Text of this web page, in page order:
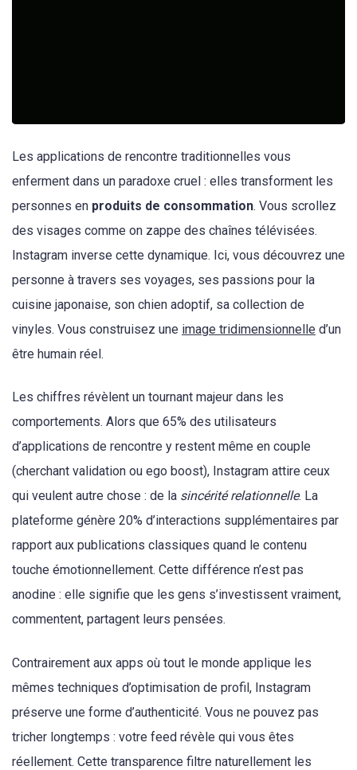
Les applications de rencontre traditionnelles vous
enferment dans un paradoxe cruel : elles transforment les
personnes en produits de consommation. Vous scrollez
des visages comme on zappe des chaînes télévisées.
Instagram inverse cette dynamique. Ici, vous découvrez une
personne à travers ses voyages, ses passions pour la
cuisine japonaise, son chien adoptif, sa collection de
vinyles. Vous construisez une image tridimensionnelle d’un
être humain réel.
Les chiffres révèlent un tournant majeur dans les
comportements. Alors que 65% des utilisateurs
d’applications de rencontre y restent même en couple
(cherchant validation ou ego boost), Instagram attire ceux
qui veulent autre chose : de la sincérité relationnelle. La
plateforme génère 20% d’interactions supplémentaires par
rapport aux publications classiques quand le contenu
touche émotionnellement. Cette différence n’est pas
anodine : elle signifie que les gens s’investissent vraiment,
commentent, partagent leurs pensées.
Contrairement aux apps où tout le monde applique les
mêmes techniques d’optimisation de profil, Instagram
préserve une forme d’authenticité. Vous ne pouvez pas
tricher longtemps : votre feed révèle qui vous êtes
réellement. Cette transparence filtre naturellement les